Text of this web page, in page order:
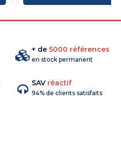
+ de 5000 références
en stock permanent
SAV réactif
94% de clients satisfaits